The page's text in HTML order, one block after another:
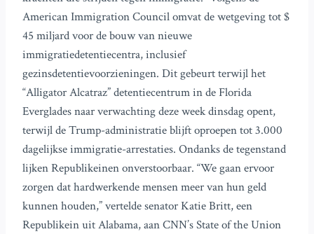
American Immigration Council omvat de wetgeving tot $
45 miljard voor de bouw van nieuwe
immigratiedetentiecentra, inclusief
gezinsdetentievoorzieningen. Dit gebeurt terwijl het
“Alligator Alcatraz” detentiecentrum in de Florida
Everglades naar verwachting deze week dinsdag opent,
terwijl de Trump-administratie blijft oproepen tot 3.000
dagelijkse immigratie-arrestaties. Ondanks de tegenstand
lijken Republikeinen onverstoorbaar. “We gaan ervoor
zorgen dat hardwerkende mensen meer van hun geld
kunnen houden,” vertelde senator Katie Britt, een
Republikein uit Alabama, aan CNN’s State of the Union